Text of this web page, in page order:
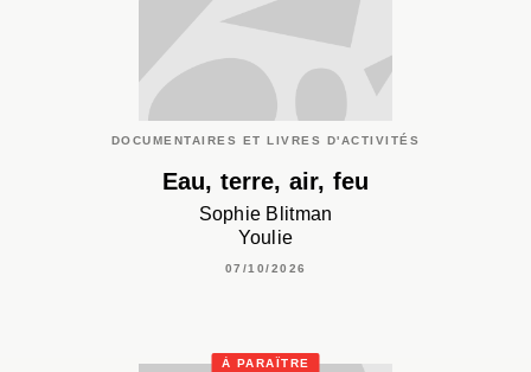
DOCUMENTAIRES ET LIVRES D'ACTIVITÉS
Eau, terre, air, feu
Sophie Blitman
Youlie
07/10/2026
À PARAÎTRE